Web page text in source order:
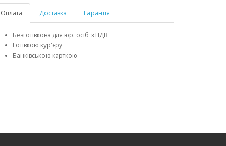
Оплата Доставка Гарантія
Безготівкова для юр. осіб з ПДВ
Готівкою кур'єру
Банківською карткою